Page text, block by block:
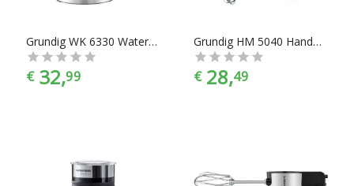
Grundig WK 6330 Waterkoker Snoerloos Rood (metallic), RVS
€ 32,99
Grundig HM 5040 Handmixer 300 W Zwart, RVS
€ 28,49